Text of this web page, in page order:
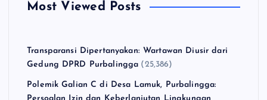
Most Viewed Posts
Transparansi Dipertanyakan: Wartawan Diusir dari
Gedung DPRD Purbalingga (25,386)
Polemik Galian C di Desa Lamuk, Purbalingga: